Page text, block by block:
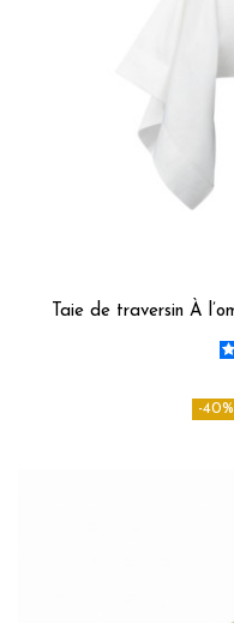
Taie de traversin À
-